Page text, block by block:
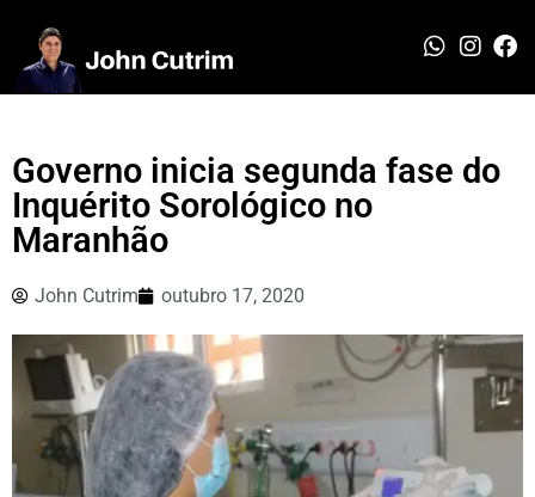
Governo inicia segunda fase do
Inquérito Sorológico no
Maranhão
John Cutrim outubro 17, 2020